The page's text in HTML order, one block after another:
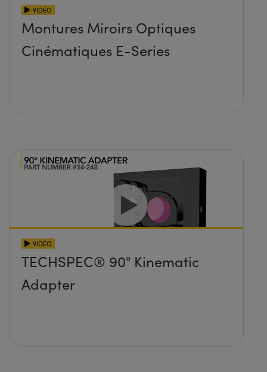
VIDÉO
Montures Miroirs Optiques
Cinématiques E-Series
VIDÉO
TECHSPEC® 90° Kinematic
Adapter